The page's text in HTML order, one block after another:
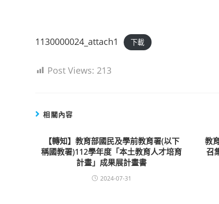
1130000024_attach1 下載
Post Views: 213
相關內容
【轉知】教育部國民及學前教育署(以下
稱國教署)112學年度「本土教育人才培育
計畫」成果展計畫書
2024-07-31
教
召